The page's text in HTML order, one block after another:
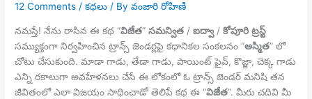
12 Comments /కధలు / Byవంజారి రోహిణి
నమస్తే! నేను రాసిన ఈ కథ “విజేత”సమన్విత /ఐద్వా /కోపూరి ట్రస్ట్
సమ్యుక్తంగా నిర్వహించిన ట్రాన్స్ జెండర్లపై కథానికల సంకలనం “అస్మిత” లో
చోటు చేసుకుంది. మాడా గాడు, తేడా గాడు, పాయింట్ ఫైవ్, కొజ్జా, చెక్క గాడు
ఎన్ని రకాలుగా అవహేళనలు చేసే ఈ లోకంలో ఓ ట్రాన్స్ జెండర్ మనిషి తన
జీవితంలో ఎలా విజయం సాధించాడో తెలిపే కథ ఈ “విజేత“. మీరు చదివి మీ